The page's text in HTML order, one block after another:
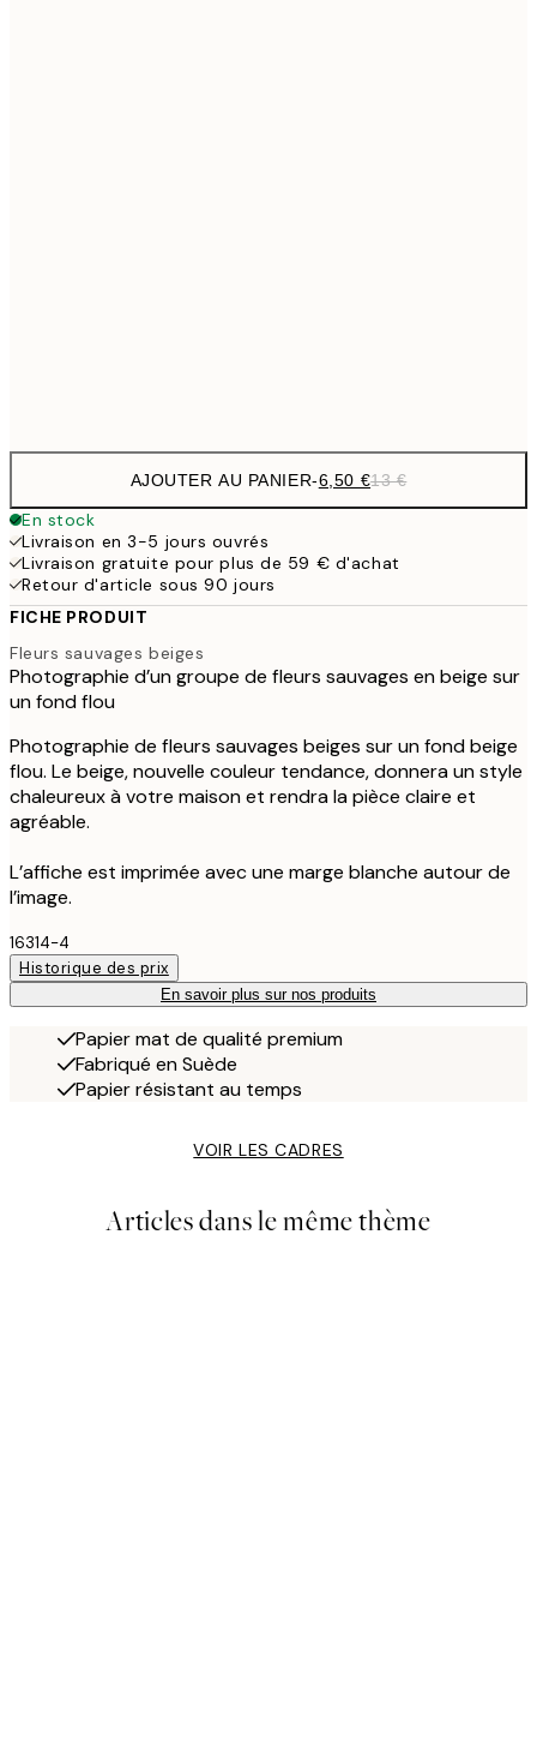
AJOUTER AU PANIER-6,50 €13 €
En stock
Livraison en 3-5 jours ouvrés
Livraison gratuite pour plus de 59 € d'achat
Retour d'article sous 90 jours
FICHE PRODUIT
Fleurs sauvages beiges
Photographie d’un groupe de fleurs sauvages en beige sur
un fond flou
Photographie de fleurs sauvages beiges sur un fond beige
flou. Le beige, nouvelle couleur tendance, donnera un style
chaleureux à votre maison et rendra la pièce claire et
agréable.
L’affiche est imprimée avec une marge blanche autour de
l’image.
16314-4
Historique des prix
En savoir plus sur nos produits
Papier mat de qualité premium
Fabriqué en Suède
Papier résistant au temps
VOIR LES CADRES
Articles dans le même thème